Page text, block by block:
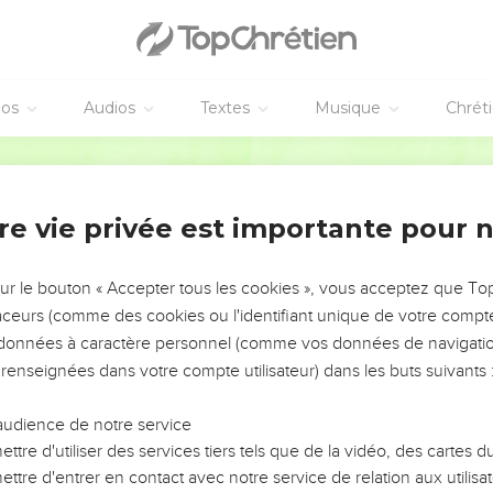
Audios Textes Musique
וַיֹּ֣אמֶר חַגַּ֔י אִם־יִגַּ֧ע טְמֵא־נֶ֛פֶשׁ בְּכָל־אֵ֖לֶּה הֲיִטְמָ֑א
חַגַּ֜י וַיֹּ֗אמֶר כֵּ֣ן הָֽעָם־הַ֠זֶּה וְכֵן־הַגּ֨וֹי הַזֶּ֤ה לְפָנַי֙ נְאֻם־יְהוָ֔ה וְכֵ֖ן כָּל־מַעֲשֵׂ֣ה
aujourd'hui
הִכֵּ֨יתִי אֶתְכֶ֜ם בַּשִּׁדָּפ֤וֹן וּבַיֵּֽרָקוֹן֙ וּבַבָּרָ֔ד אֵ֖ת כָּל־מַעֲשֵׂ֣ה יְדֵיכֶ֑ם
מִן־הַיּ֥וֹם הַזֶּ֖ה וָמָ֑עְלָה מִיּוֹם֩ עֶשְׂרִ֨ים וְאַרְבָּעָ֜ה לַתְּשִׁיעִ֗י לְמִן־הַיּ֛וֹם
הַע֤וֹד הַזֶּ֙רַע֙ בַּמְּגוּרָ֔ה וְעַד־הַגֶּ֨פֶן וְהַתְּאֵנָ֧ה וְהָרִמּ֛וֹן וְעֵ֥ץ הַזַּ֖יִת
que le Seigneur a choisi
וַיְהִ֨י דְבַר־יְהוָ֤ה ׀ שֵׁנִית֙ אֶל־חַגַּ֔י
וְהִ֨שְׁמַדְתִּ֔י חֹ֖זֶק מַמְלְכ֣וֹת הַגּוֹיִ֑ם וְהָפַכְתִּ֤י מֶרְכָּבָה֙ וְרֹ֣כְבֶ֔יהָ וְיָרְד֤וּ
צְבָא֡וֹת אֶ֠קָּחֲךָ זְרֻבָּבֶ֨ל בֶּן־שְׁאַלְתִּיאֵ֤ל עַבְדִּי֙ נְאֻם־יְהוָ֔ה וְשַׂמְתִּ֖יךָ
vie privée est importante pour
le bouton « Accepter tous les cookies », vous acceptez que
(comme des cookies ou l'identifiant unique de votre
à caractère personnel (comme vos données de
dans votre compte utilisateur) dans les buts suivants :
de notre service
d'utiliser des services tiers tels que de la vidéo, des cartes
d'entrer en contact avec notre service de relation aux